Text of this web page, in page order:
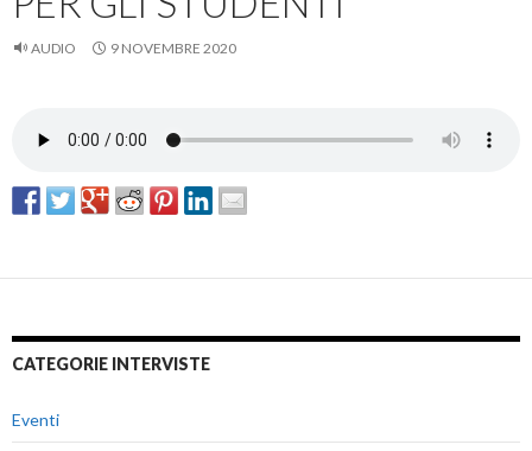
AUDIO 9 NOVEMBRE 2020
CATEGORIE INTERVISTE
Eventi